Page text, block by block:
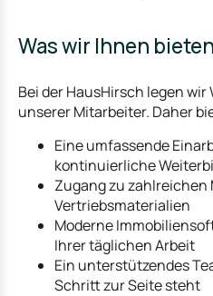
Was wir Ihnen bieten
Bei der HausHirsch legen
unserer Mitarbeiter. Daher
Eine umfassende
kontinuierliche
Zugang zu
Vertriebsmaterialien
Moderne
Ihrer täglichen Arbeit
Ein unterstützendes
Schritt zur Seite steht